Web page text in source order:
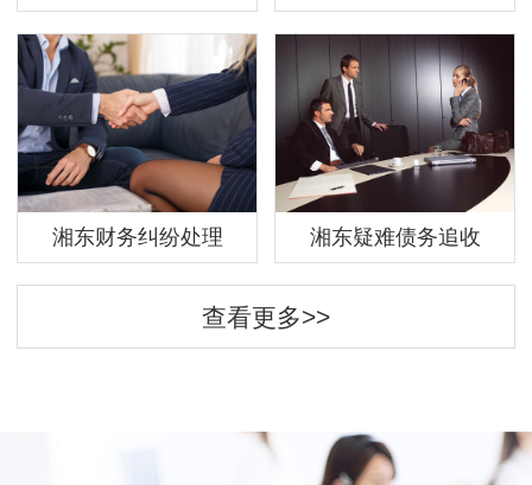
湘东财务纠纷处理 湘东疑难债务追收
查看更多>>